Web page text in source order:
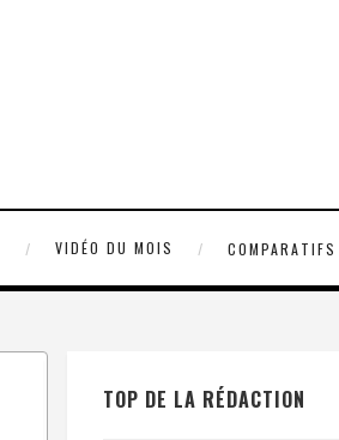
VIDÉO DU MOIS
TOP DE LA RÉDACTION